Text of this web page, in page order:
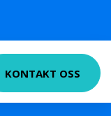
KONTAKT OSS